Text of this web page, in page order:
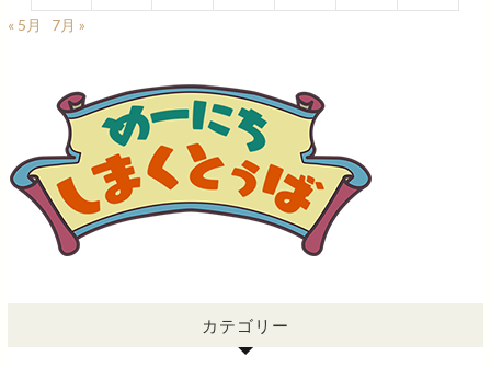
« 5月
7月 »
カテゴリー